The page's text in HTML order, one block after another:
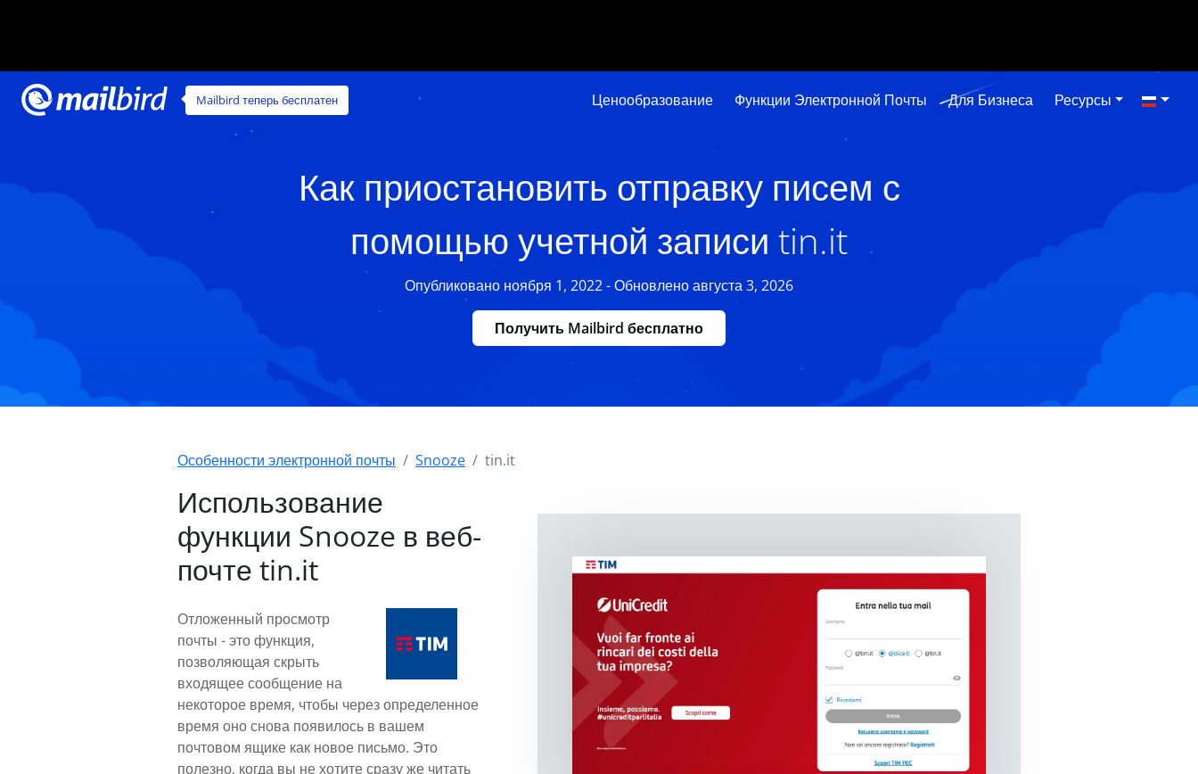
Mailbird теперь бесплатен Ценообразование Функции Электронной Почты Для Бизнеса Ресурсы
Как приостановить отправку писем с
помощью учетной записи tin.it
Опубликовано ноября 1, 2022 - Обновлено августа 3, 2026
Получить Mailbird бесплатно
Особенности электронной почты Snooze tin.it
Использование
функции Snooze в веб-
почте tin.it
Отложенный просмотр
почты - это функция,
позволяющая скрыть
входящее сообщение на
некоторое время, чтобы через определенное
время оно снова появилось в вашем
почтовом ящике как новое письмо. Это
полезно, когда вы не хотите сразу же читать